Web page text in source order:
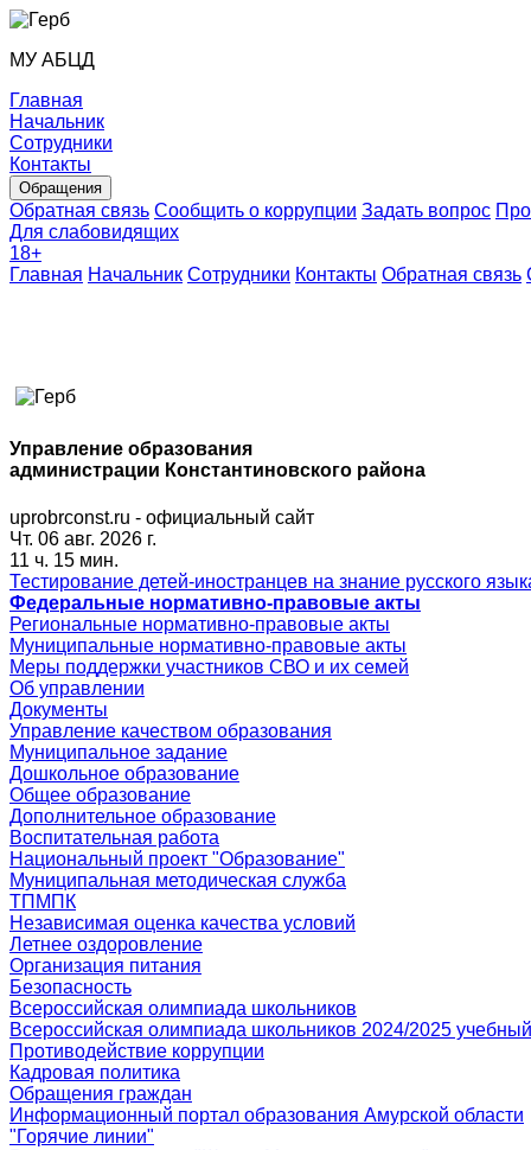
МУ АБЦД
Главная
Начальник
Сотрудники
Контакты
Обращения
Обратная связь Сообщить о коррупции Задать вопрос
Для слабовидящих
18+
Главная Начальник Сотрудники Контакты Обратная связь
Управление образования
администрации Константиновского района
uprobrconst.ru - официальный сайт
Чт. 06 авг. 2026 г.
11 ч. 15 мин.
Тестирование детей-иностранцев на знание русского
Федеральные нормативно-правовые акты
Региональные нормативно-правовые акты
Муниципальные нормативно-правовые акты
Меры поддержки участников СВО и их семей
Об управлении
Документы
Управление качеством образования
Муниципальное задание
Дошкольное образование
Общее образование
Дополнительное образование
Воспитательная работа
Национальный проект "Образование"
Муниципальная методическая служба
ТПМПК
Независимая оценка качества условий
Летнее оздоровление
Организация питания
Безопасность
Всероссийская олимпиада школьников
Всероссийская олимпиада школьников 2024/2025
Противодействие коррупции
Кадровая политика
Обращения граждан
Информационный портал образования Амурской области
"Горячие линии"